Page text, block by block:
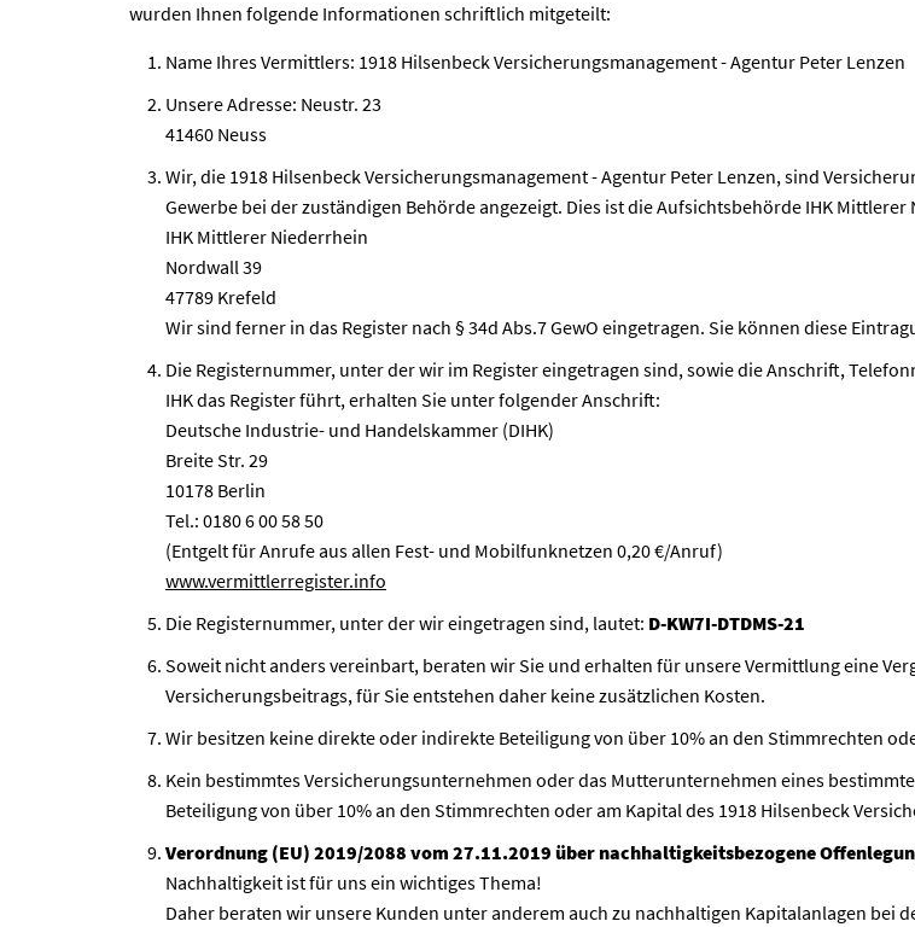
wurden Ihnen folgende Informationen schriftlich mitgeteilt:
Name Ihres Vermittlers: 1918 Hilsenbeck Versicherungsmanagement - Agentur Peter Lenzen
Unsere Adresse: Neustr. 23
41460 Neuss
Wir, die 1918 Hilsenbeck Versicherungsmanagement - Agentur Peter Lenzen, sind
Gewerbe bei der zuständigen Behörde angezeigt. Dies ist die Aufsichtsbehörde IHK
IHK Mittlerer Niederrhein
Nordwall 39
47789 Krefeld
Wir sind ferner in das Register nach § 34d Abs.7 GewO eingetragen. Sie können diese
Die Registernummer, unter der wir im Register eingetragen sind, sowie die Anschrift,
IHK das Register führt, erhalten Sie unter folgender Anschrift:
Deutsche Industrie- und Handelskammer (DIHK)
Breite Str. 29
10178 Berlin
Tel.: 0180 6 00 58 50
(Entgelt für Anrufe aus allen Fest- und Mobilfunknetzen 0,20 €/Anruf)
www.vermittlerregister.info
Die Registernummer, unter der wir eingetragen sind, lautet: D-KW7I-DTDMS-21
Soweit nicht anders vereinbart, beraten wir Sie und erhalten für unsere Vermittlung eine
Versicherungsbeitrags, für Sie entstehen daher keine zusätzlichen Kosten.
Wir besitzen keine direkte oder indirekte Beteiligung von über 10% an den Stimmrechten
Kein bestimmtes Versicherungsunternehmen oder das Mutterunternehmen eines
Beteiligung von über 10% an den Stimmrechten oder am Kapital des 1918 Hilsenbeck
Verordnung (EU) 2019/2088 vom 27.11.2019 über nachhaltigkeitsbezogene
Nachhaltigkeit ist für uns ein wichtiges Thema!
Daher beraten wir unsere Kunden unter anderem auch zu nachhaltigen Kapitalanlagen